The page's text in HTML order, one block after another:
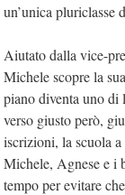
un’unica pluriclasse
Aiutato dalla vice-
Michele scopre la
piano diventa uno di
verso giusto però,
iscrizioni, la scuola
Michele, Agnese e i
tempo per evitare